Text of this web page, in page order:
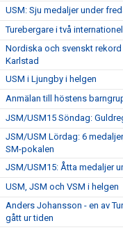
USM: Sju medaljer under
Turebergare i två
Nordiska och svenskt rekord
Karlstad
USM i Ljungby i helgen
Anmälan till höstens
JSM/USM15 Söndag:
JSM/USM Lördag: 6
SM-pokalen
JSM/USM15: Åtta medaljer
USM, JSM och VSM i helgen
Anders Johansson - en av
gått ur tiden